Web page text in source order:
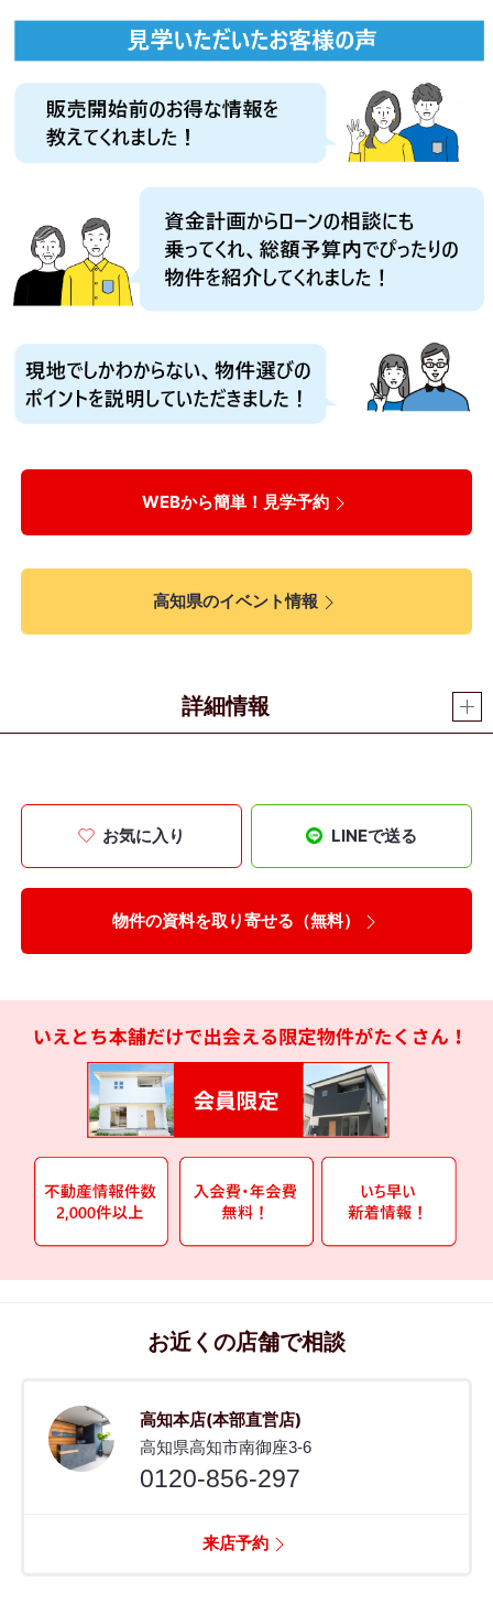
WEBから簡単！見学予約
高知県のイベント情報
詳細情報
お気に入り LINEで送る
物件の資料を取り寄せる（無料）
お近くの店舗で相談
高知本店(本部直営店)
高知県高知市南御座3-6
0120-856-297
来店予約